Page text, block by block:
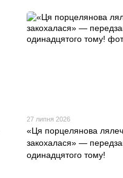
27 липня 2026
«Ця порцелянова
закохалася» —
одинадцятого тому!